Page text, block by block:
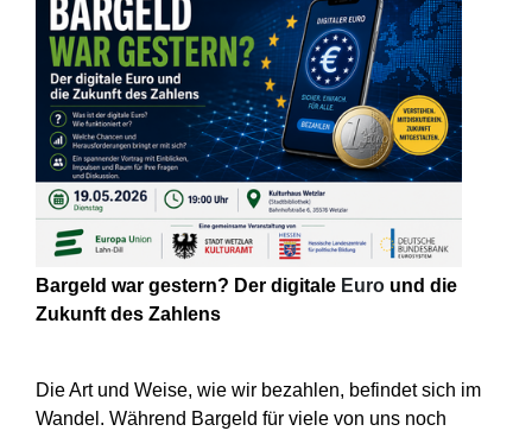
Bargeld war gestern? Der digitale Euro und die
Zukunft des Zahlens
Die Art und Weise, wie wir bezahlen, befindet sich im
Wandel. Während Bargeld für viele von uns noch